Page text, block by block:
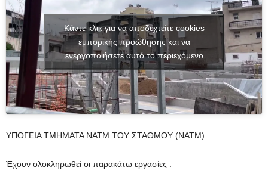
Κάντε κλικ για να αποδεχτείτε cookies
εμπορικής προώθησης και να
ενεργοποιήσετε αυτό το περιεχόμενο
ΥΠΟΓΕΙΑ ΤΜΗΜΑΤΑ ΝΑΤΜ ΤΟΥ ΣΤΑΘΜΟΥ (ΝΑΤΜ)
Έχουν ολοκληρωθεί οι παρακάτω εργασίες :